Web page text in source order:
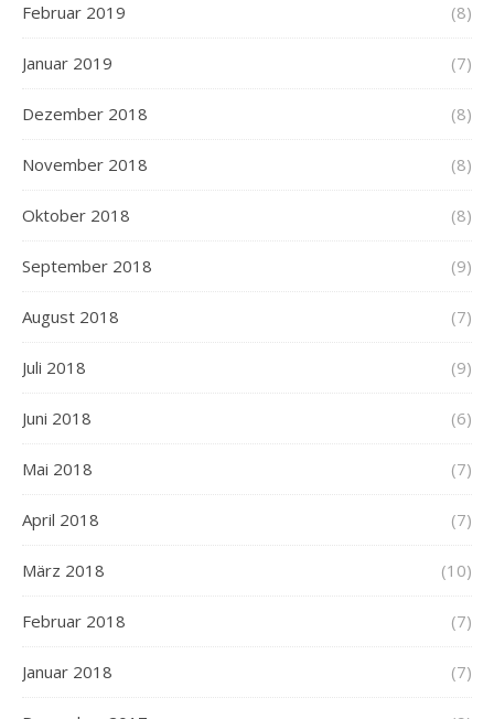
Februar 2019 (8)
Januar 2019 (7)
Dezember 2018 (8)
November 2018 (8)
Oktober 2018 (8)
September 2018 (9)
August 2018 (7)
Juli 2018 (9)
Juni 2018 (6)
Mai 2018 (7)
April 2018 (7)
März 2018 (10)
Februar 2018 (7)
Januar 2018 (7)